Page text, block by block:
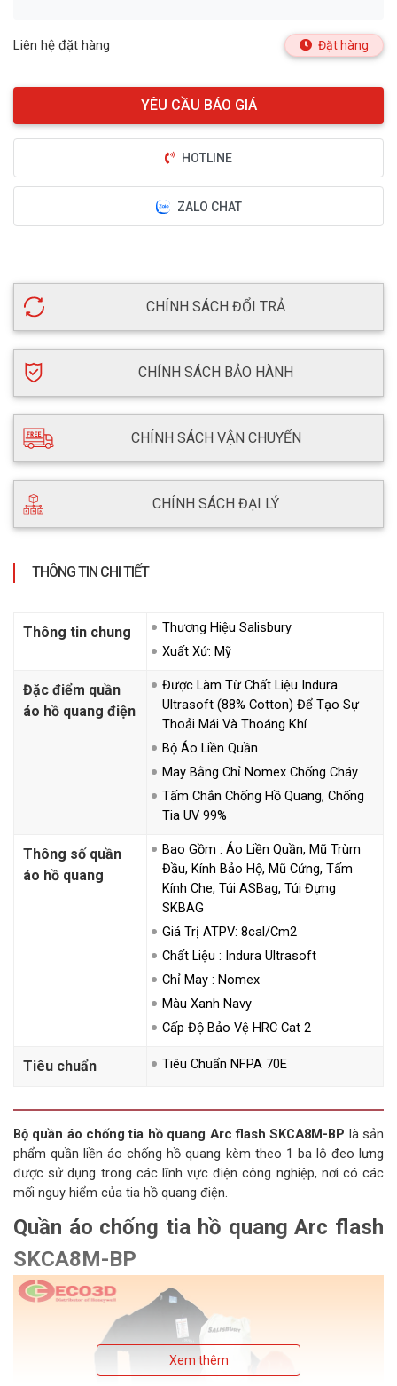
Liên hệ đặt hàng Đặt hàng
HOTLINE
ZALO CHAT
CHÍNH SÁCH ĐỔI TRẢ
CHÍNH SÁCH BẢO HÀNH
CHÍNH SÁCH VẬN CHUYỂN
CHÍNH SÁCH ĐẠI LÝ
THÔNG TIN CHI TIẾT
Thông tin chung
Thương Hiệu Salisbury
Xuất Xứ: Mỹ
Đặc điểm quần
áo hồ quang điện
Được Làm Từ Chất Liệu Indura
Ultrasoft (88% Cotton) Để Tạo Sự
Thoải Mái Và Thoáng Khí
Bộ Áo Liền Quần
May Bằng Chỉ Nomex Chống Cháy
Tấm Chắn Chống Hồ Quang, Chống
Tia UV 99%
Thông số quần
áo hồ quang
Bao Gồm : Áo Liền Quần, Mũ Trùm
Đầu, Kính Bảo Hộ, Mũ Cứng, Tấm
Kính Che, Túi ASBag, Túi Đựng
SKBAG
Giá Trị ATPV: 8cal/cm2
Chất Liệu : Indura Ultrasoft
Chỉ May : Nomex
Màu Xanh Navy
Cấp Độ Bảo Vệ HRC Cat 2
Tiêu chuẩn Tiêu Chuẩn NFPA 70E
Bộ quần áo chống tia hồ quang Arc flash SKCA8M-BP là sản
phẩm quần liền áo chống hồ quang kèm theo 1 ba lô đeo lưng
được sử dụng trong các lĩnh vực điện công nghiệp, nơi có các
mối nguy hiểm của tia hồ quang điện.
Quần áo chống tia hồ quang Arc flash
SKCA8M-BP
Xem thêm